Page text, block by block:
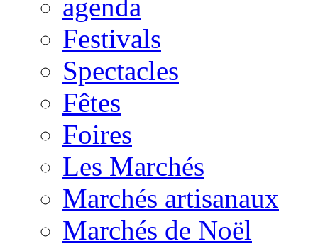
agenda
Festivals
Spectacles
Fêtes
Foires
Les Marchés
Marchés artisanaux
Marchés de Noël